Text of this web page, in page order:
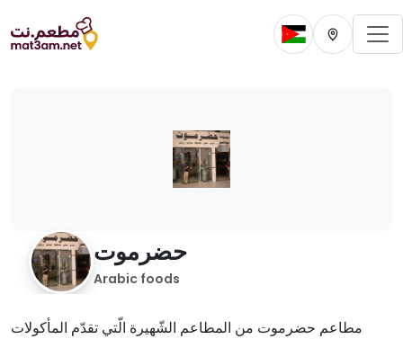
Change current
Change
حضرموت
Arabic foods
مطاعم حضرموت من المطاعم الشّهيرة الّتي تقدّم المأكولات